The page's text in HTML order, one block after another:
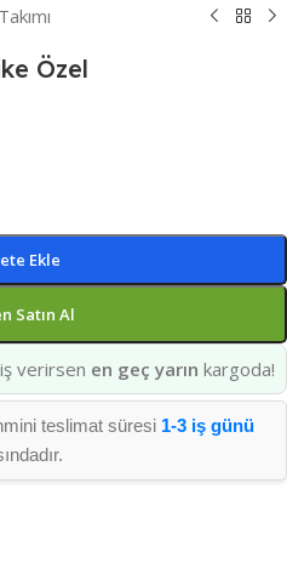
Özel
Ekle
Satın Al
verirsen en geç yarın kargoda!
teslimat süresi 1-3 iş günü